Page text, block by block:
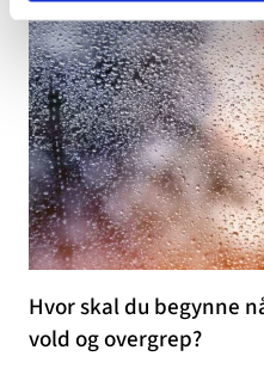
Hvor skal du begynne
vold og overgrep?